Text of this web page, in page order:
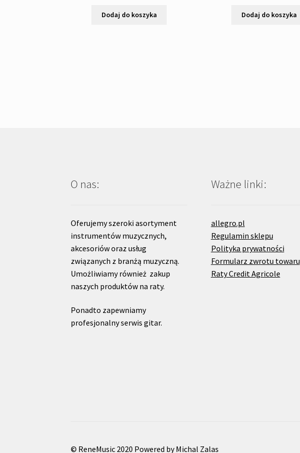
Dodaj do koszyka Dodaj do koszyka
O nas:
Oferujemy szeroki asortyment
instrumentów muzycznych,
akcesoriów oraz usług
związanych z branżą muzyczną.
Umożliwiamy również zakup
naszych produktów na raty.
Ponadto zapewniamy
profesjonalny serwis gitar.
Ważne linki:
allegro.pl
Regulamin sklepu
Polityka prywatności
Formularz zwrotu towaru
Raty Credit Agricole
© ReneMusic 2020 Powered by Michal Zalas